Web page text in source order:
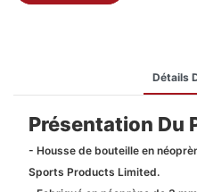
Détails
Présentation Du
- Housse de bouteille en
Sports Products Limited.